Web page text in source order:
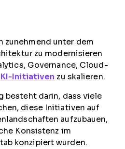
zunehmend unter dem
zu modernisieren
Governance, Cloud-
KI-Initiativen zu skalieren.
besteht darin, dass viele
diese Initiativen auf
aufzubauen,
Konsistenz im
konzipiert wurden.